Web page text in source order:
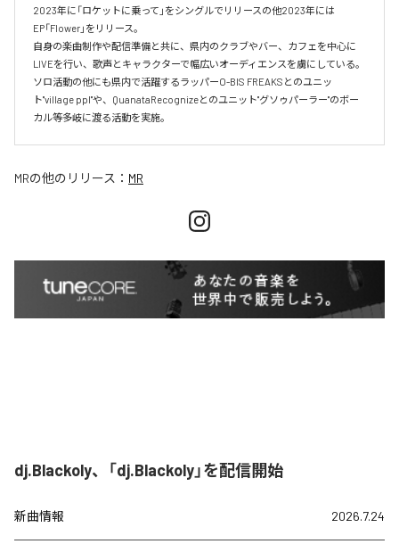
2023年に「ロケットに乗って」をシングルでリリースの他2023年には
EP「Flower」をリリース。
自身の楽曲制作や配信準備と共に、県内のクラブやバー、カフェを中心に
LIVEを行い、歌声とキャラクターで幅広いオーディエンスを虜にしている。
ソロ活動の他にも県内で活躍するラッパーO-BIS FREAKSとのユニッ
ト"village ppl"や、QuanataRecognizeとのユニット"グソゥパーラー"のボー
カル等多岐に渡る活動を実施。
MRの他のリリース： MR
dj.Blackoly、「dj.Blackoly」を配信開始
新曲情報 2026.7.24